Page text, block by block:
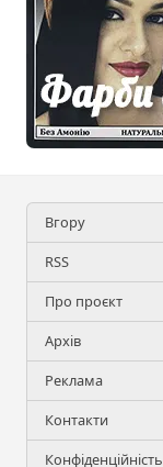
Вгору
RSS
Про проєкт
Архів
Реклама
Контакти
Конфіденційність